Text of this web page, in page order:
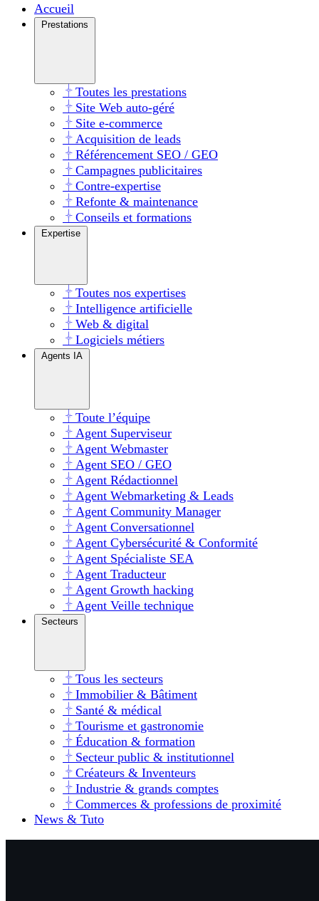
Accueil
Prestations
Toutes les prestations
Site Web auto-géré
Site e-commerce
Acquisition de leads
Référencement SEO / GEO
Campagnes publicitaires
Contre-expertise
Refonte & maintenance
Conseils et formations
Expertise
Toutes nos expertises
Intelligence artificielle
Web & digital
Logiciels métiers
Agents IA
Toute l’équipe
Agent Superviseur
Agent Webmaster
Agent SEO / GEO
Agent Rédactionnel
Agent Webmarketing & Leads
Agent Community Manager
Agent Conversationnel
Agent Cybersécurité & Conformité
Agent Spécialiste SEA
Agent Traducteur
Agent Growth hacking
Agent Veille technique
Secteurs
Tous les secteurs
Immobilier & Bâtiment
Santé & médical
Tourisme et gastronomie
Éducation & formation
Secteur public & institutionnel
Créateurs & Inventeurs
Industrie & grands comptes
Commerces & professions de proximité
News & Tuto